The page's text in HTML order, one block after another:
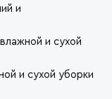
и
и сухой
и сухой уборки